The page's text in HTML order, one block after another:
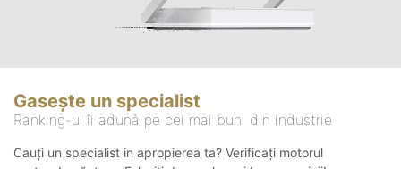
Gasește un specialist
Ranking-ul îi adună pe cei mai buni din industrie
Cauți un specialist in apropierea ta? Verificați motorul